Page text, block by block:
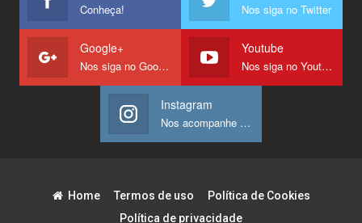
Conheça! Nos siga no Twitter
Google+
Nos siga no Google +
Youtube
Nos siga no Youtube
Instagram
Nos acompanhe no Instagram
Home Termos de uso
Política de Cookies
Política de privacidade